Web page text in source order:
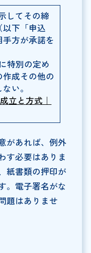
してその締
下「申込
方が承諾を
特別の定め
成その他の
い。
立と方式｜
があれば、例外
す必要はありま
紙書類の押印が
。電子署名がな
題はありませ